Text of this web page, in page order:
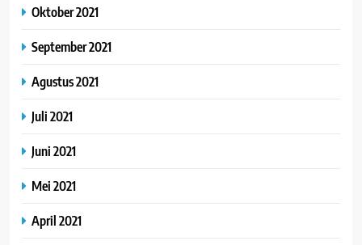
Oktober 2021
September 2021
Agustus 2021
Juli 2021
Juni 2021
Mei 2021
April 2021